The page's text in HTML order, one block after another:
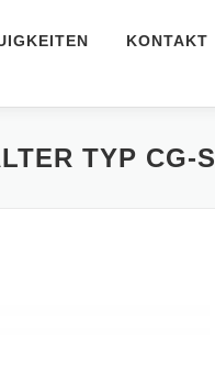
KONTAKT
TYP CG-S